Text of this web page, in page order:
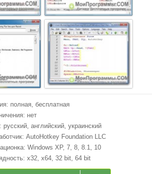
полная, бесплатная
нет
русский, английский, украинский
AutoHotkey Foundation LLC
Windows XP, 7, 8, 8.1, 10
x32, x64, 32 bit, 64 bit